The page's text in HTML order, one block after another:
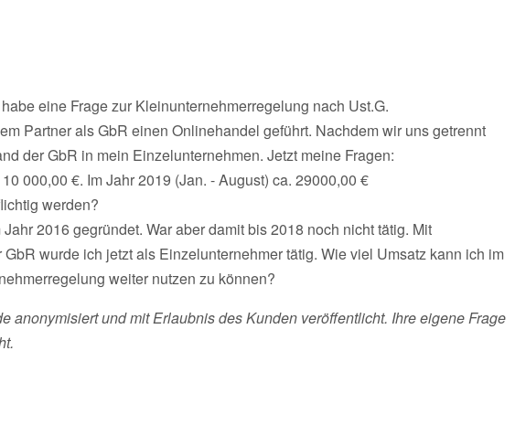
eine Frage zur Kleinunternehmerregelung nach Ust.G.
Partner als GbR einen Onlinehandel geführt. Nachdem wir uns getrennt
der GbR in mein Einzelunternehmen. Jetzt meine Fragen:
000,00 €. Im Jahr 2019 (Jan. - August) ca. 29000,00 €
werden?
2016 gegründet. War aber damit bis 2018 noch nicht tätig. Mit
wurde ich jetzt als Einzelunternehmer tätig. Wie viel Umsatz kann ich im
weiter nutzen zu können?
anonymisiert und mit Erlaubnis des Kunden veröffentlicht. Ihre eigene Frage